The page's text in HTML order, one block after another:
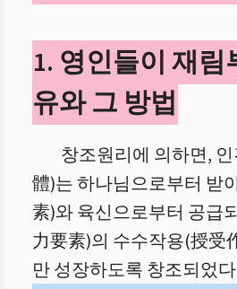
1. 영인들이 재림
유와 그 방법
창조원리에 의하면,
體)는 하나님으로부터 받
素)와 육신으로부터 공급
力要素)의 수수작용(授受
만 성장하도록 창조되었